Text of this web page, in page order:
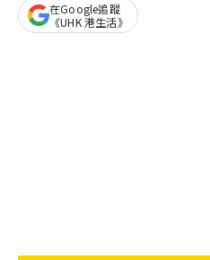
在Google追蹤
《UHK 港生活》